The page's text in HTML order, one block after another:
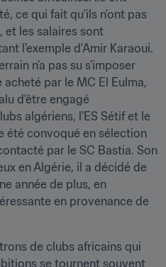
ce qui fait qu'ils n'ont pas
et les salaires sont
l'exemple d'Amir Karaoui.
n'a pas su s'imposer
par le MC El Eulma,
d'être engagé
algériens, l'ES Sétif et le
été convoqué en sélection
par le SC Bastia. Son
en Algérie, il a décidé de
année de plus, en
en provenance de
de clubs africains qui
se tournent souvent